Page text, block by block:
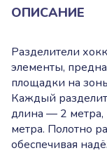
ОПИСАНИЕ
Разделители
элементы,
площадки на
Каждый
длина — 2
метра. Полотно
обеспечивая